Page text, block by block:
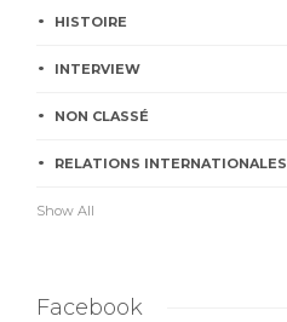
HISTOIRE
INTERVIEW
NON CLASSÉ
RELATIONS INTERNATIONALES
Show All
Facebook